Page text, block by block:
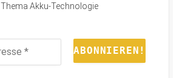
Thema Akku-Technologie